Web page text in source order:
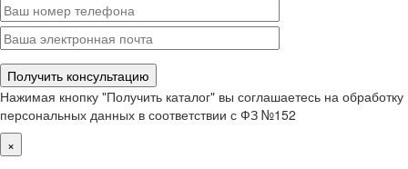
Нажимая кнопку "Получить каталог" вы соглашаетесь на обработку
персональных данных в соответствии с ФЗ №152
×